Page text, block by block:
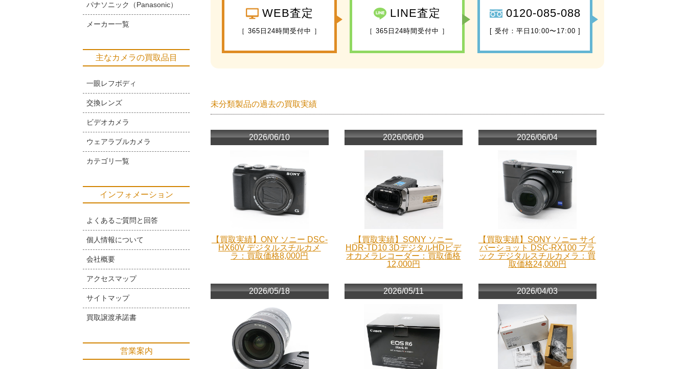
WEB査定
［ 365日24時間受付中 ］
LINE査定
［ 365日24時間受付中 ］
0120-085-088
[ 受付：平日10:00〜17:00 ]
未分類製品の過去の買取実績
2026/06/10
【買取実績】ONY ソニー DSC-
HX60V デジタルスチルカメ
ラ：買取価格8,000円
2026/06/09
【買取実績】SONY ソニー
HDR-TD10 3DデジタルHDビデ
オカメラレコーダー：買取価格
12,000円
2026/06/04
【買取実績】SONY ソニー サイ
バーショット DSC-RX100 ブラ
ック デジタルスチルカメラ：買
取価格24,000円
2026/05/18 2026/05/11 2026/04/03
パナソニック（Panasonic）
メーカー一覧
主なカメラの買取品目
一眼レフボディ
交換レンズ
ビデオカメラ
ウェアラブルカメラ
カテゴリ一覧
インフォメーション
よくあるご質問と回答
個人情報について
会社概要
アクセスマップ
サイトマップ
買取譲渡承諾書
営業案内